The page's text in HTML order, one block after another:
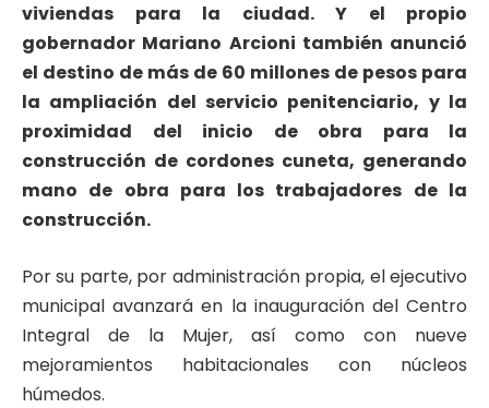
viviendas para la ciudad. Y el propio
gobernador Mariano Arcioni también anunció
el destino de más de 60 millones de pesos para
la ampliación del servicio penitenciario, y la
proximidad del inicio de obra para la
construcción de cordones cuneta, generando
mano de obra para los trabajadores de la
construcción.
Por su parte, por administración propia, el ejecutivo
municipal avanzará en la inauguración del Centro
Integral de la Mujer, así como con nueve
mejoramientos habitacionales con núcleos
húmedos.